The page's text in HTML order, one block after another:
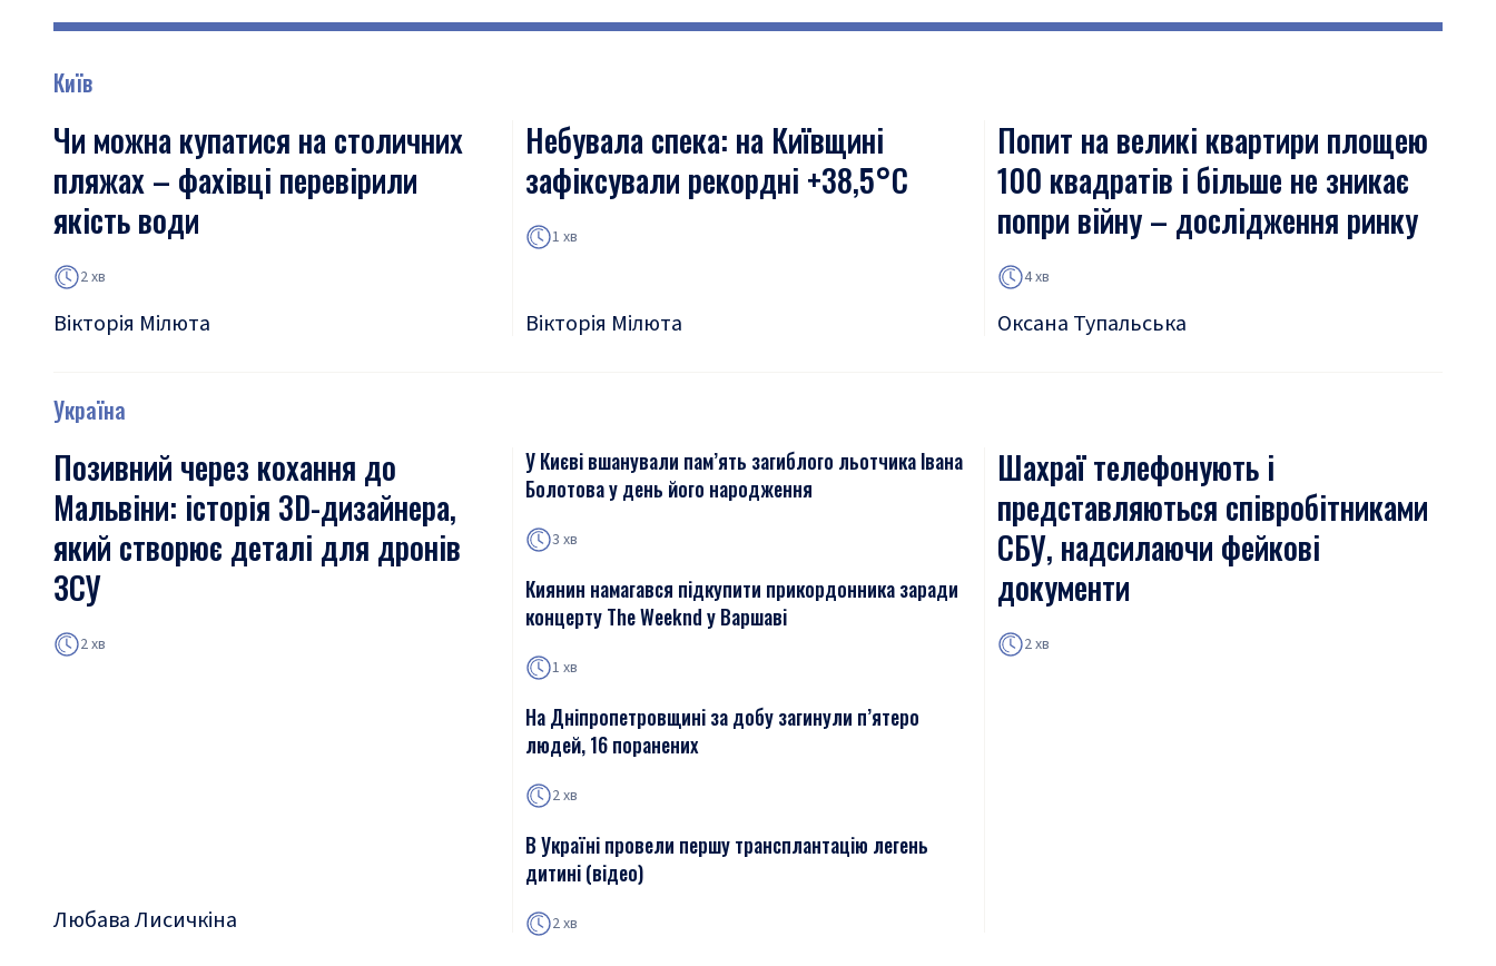
Київ
Чи можна купатися на столичних
пляжах – фахівці перевірили
якість води
2 хв
Вікторія Мілюта
Небувала спека: на Київщині
зафіксували рекордні +38,5°С
1 хв
Вікторія Мілюта
Попит на великі квартири площею
100 квадратів і більше не зникає
попри війну – дослідження ринку
4 хв
Оксана Тупальська
Україна
Позивний через кохання до
Мальвіни: історія 3D-дизайнера,
який створює деталі для дронів
ЗСУ
2 хв
Любава Лисичкіна
У Києві вшанували пам’ять загиблого льотчика Івана
Болотова у день його народження
3 хв
Киянин намагався підкупити прикордонника заради
концерту The Weeknd у Варшаві
1 хв
На Дніпропетровщині за добу загинули п’ятеро
людей, 16 поранених
2 хв
В Україні провели першу трансплантацію легень
дитині (відео)
2 хв
Шахраї телефонують і
представляються співробітниками
СБУ, надсилаючи фейкові
документи
2 хв